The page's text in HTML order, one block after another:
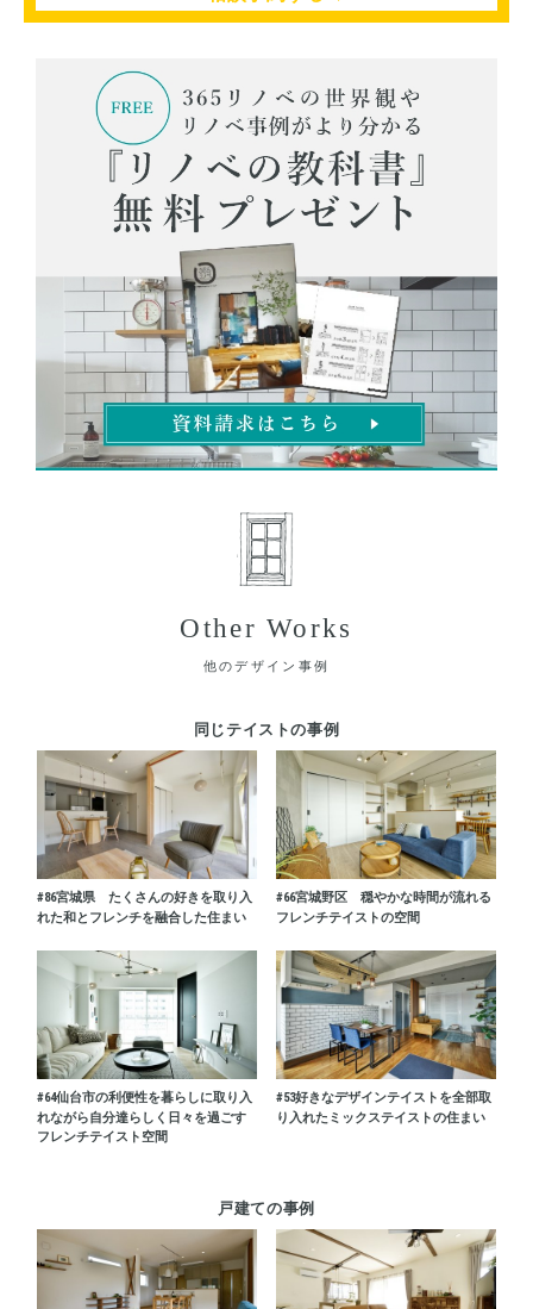
Other Works
他のデザイン事例
同じテイストの事例
#86宮城県 たくさんの好きを取り入
れた和とフレンチを融合した住まい
#66宮城野区 穏やかな時間が流れる
フレンチテイストの空間
#64仙台市の利便性を暮らしに取り入
れながら自分達らしく日々を過ごす
フレンチテイスト空間
#53好きなデザインテイストを全部取
り入れたミックステイストの住まい
戸建ての事例